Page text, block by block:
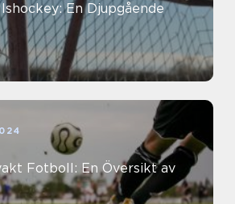
En Djupgående
Fotboll: En Översikt av